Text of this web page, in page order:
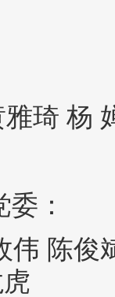
琦 杨
：
伟 陈俊